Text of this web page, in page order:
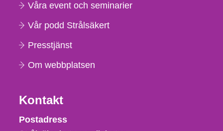
Våra event och seminarier
Vår podd Strålsäkert
Presstjänst
Om webbplatsen
Kontakt
Strålsäkerhetsmyndigheten
Postadress